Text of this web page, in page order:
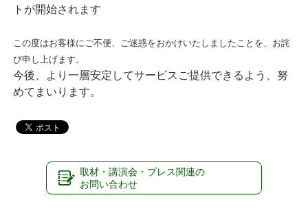
トが開始されます
この度はお客様にご不便、ご迷惑をおかけいたしましたことを、お詫
び申し上げます。
今後、より一層安定してサービスご提供できるよう、努
めてまいります。
取材・講演会・プレス関連の
お問い合わせ